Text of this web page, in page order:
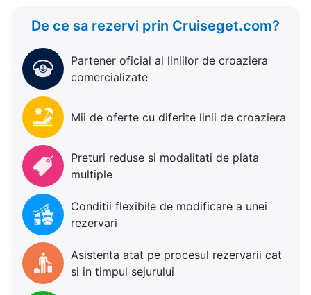
De ce sa rezervi prin Cruiseget.com?
Partener oficial al liniilor de croaziera
comercializate
Mii de oferte cu diferite linii de croaziera
Preturi reduse si modalitati de plata
multiple
Conditii flexibile de modificare a unei
rezervari
Asistenta atat pe procesul rezervarii cat
si in timpul sejurului